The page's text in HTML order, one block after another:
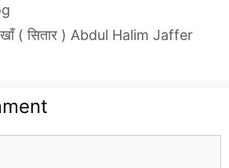
( सितार ) Abdul Halim Jaffer